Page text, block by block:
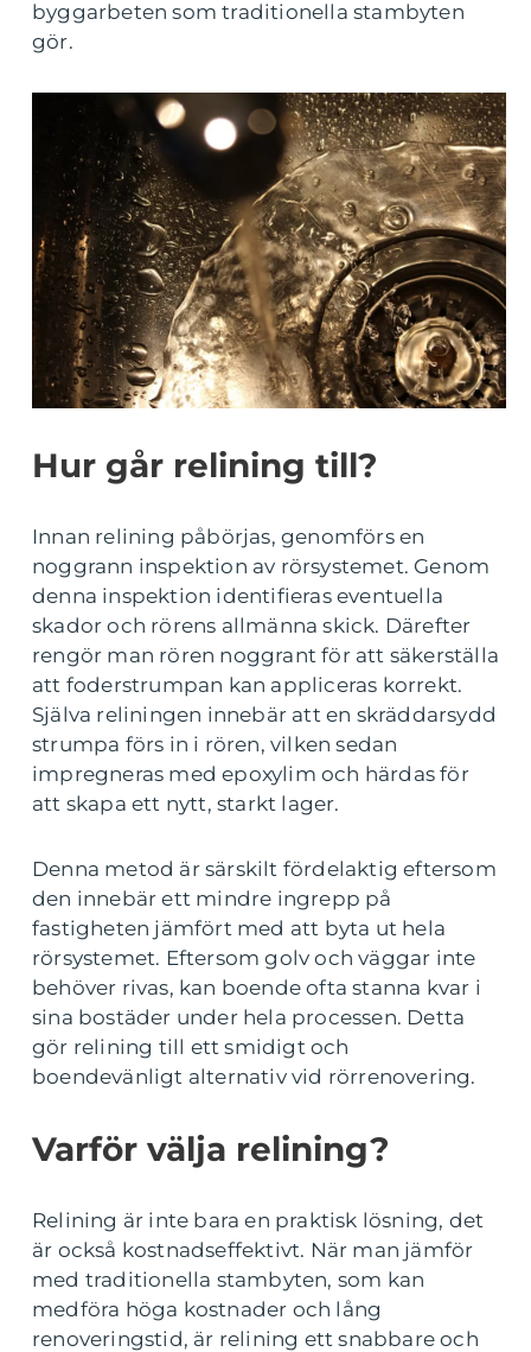
byggarbeten som traditionella stambyten
gör.
Hur går relining till?
Innan relining påbörjas, genomförs en
noggrann inspektion av rörsystemet. Genom
denna inspektion identifieras eventuella
skador och rörens allmänna skick. Därefter
rengör man rören noggrant för att säkerställa
att foderstrumpan kan appliceras korrekt.
Själva reliningen innebär att en skräddarsydd
strumpa förs in i rören, vilken sedan
impregneras med epoxylim och härdas för
att skapa ett nytt, starkt lager.
Denna metod är särskilt fördelaktig eftersom
den innebär ett mindre ingrepp på
fastigheten jämfört med att byta ut hela
rörsystemet. Eftersom golv och väggar inte
behöver rivas, kan boende ofta stanna kvar i
sina bostäder under hela processen. Detta
gör relining till ett smidigt och
boendevänligt alternativ vid rörrenovering.
Varför välja relining?
Relining är inte bara en praktisk lösning, det
är också kostnadseffektivt. När man jämför
med traditionella stambyten, som kan
medföra höga kostnader och lång
renoveringstid, är relining ett snabbare och